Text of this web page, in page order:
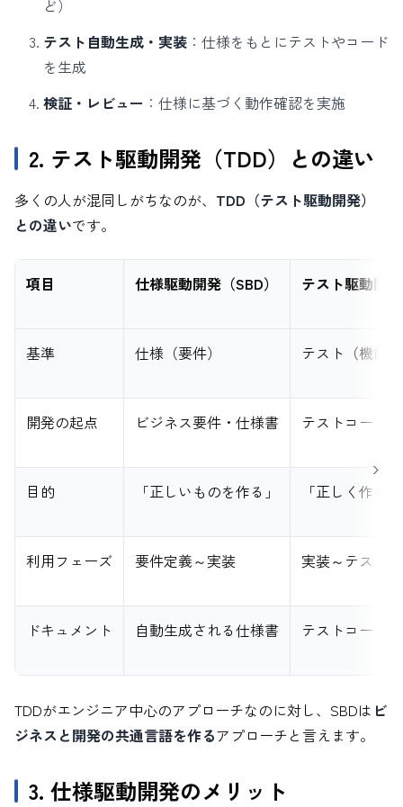
ど）
テスト自動生成・実装 ：仕様をもとにテストやコード
を生成
検証・レビュー ：仕様に基づく動作確認を実施
2. テスト駆動開発（TDD）との違い
多くの人が混同しがちなのが、 TDD（テスト駆動開発）
との違いです。
項目 仕様駆動開発（SBD） テスト駆動開
基準 仕様（要件） テスト（機能
開発の起点 ビジネス要件・仕様書 テストコード
目的 「正しいものを作る」 「正しく作る」
利用フェーズ 要件定義～実装 実装～テスト
ドキュメント 自動生成される仕様書 テストコード
TDDがエンジニア中心のアプローチなのに対し、SBDは ビ
ジネスと開発の共通言語を作るアプローチと言えます。
3. 仕様駆動開発のメリット